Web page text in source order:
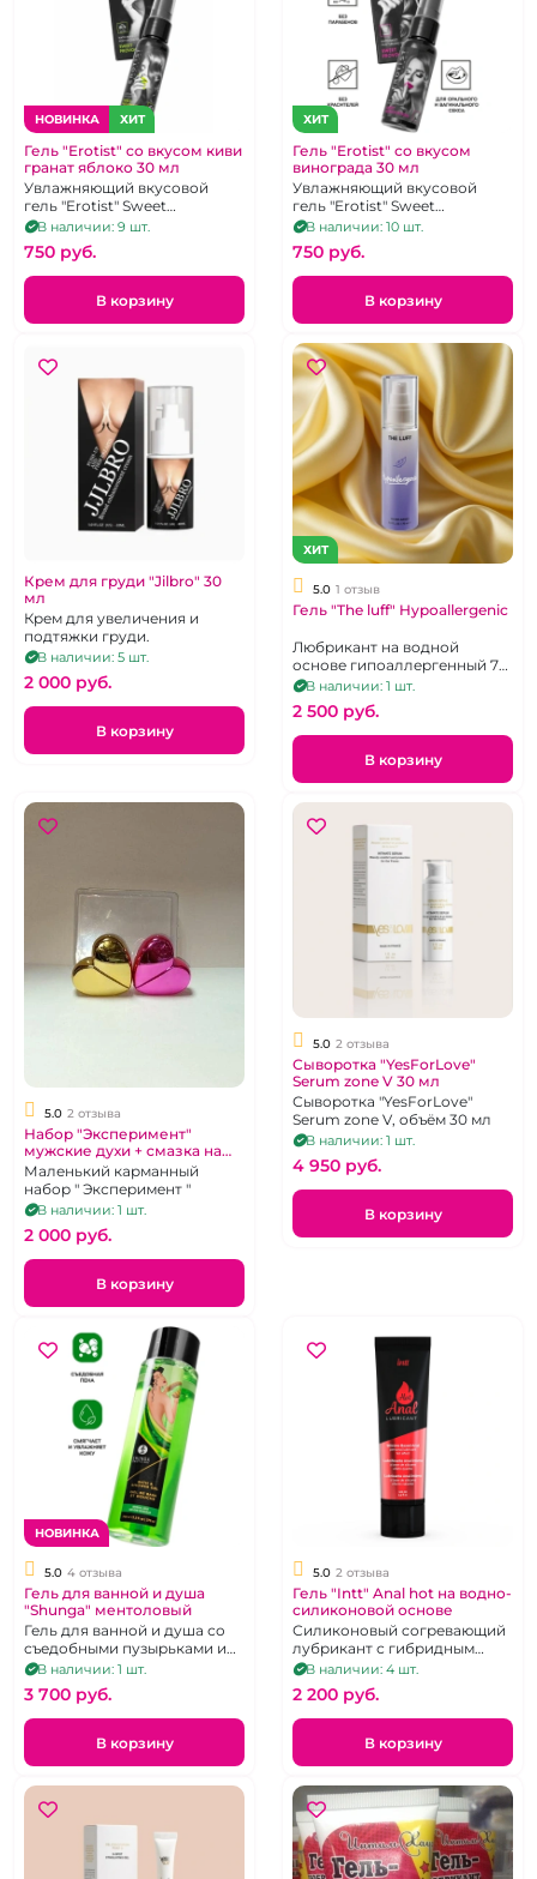
НОВИНКА ХИТ
Гель "Erotist" со вкусом киви
гранат яблоко 30 мл
Увлажняющий вкусовой
гель "Erotist" Sweet
Provocation с
регенерирующим эффектом
В наличии: 9 шт.
750 pуб.
В корзину
ХИТ
Гель "Erotist" со вкусом
винограда 30 мл
Увлажняющий вкусовой
гель "Erotist" Sweet
Provocation с
регенерирующим эффектом
В наличии: 10 шт.
750 pуб.
В корзину
Крем для груди "Jilbro" 30
мл
Крем для увеличения и
подтяжки груди.
В наличии: 5 шт.
2 000 pуб.
В корзину
ХИТ
5.0 1 отзыв
Гель "The luff" Hypoallergenic
Любрикант на водной
основе гипоаллергенный 75
млВ наличии: 1 шт.
2 500 pуб.
В корзину
5.0 2 отзыва
Набор "Эксперимент"
мужские духи + смазка на
водной основе
Маленький карманный
набор " Эксперимент "
В наличии: 1 шт.
2 000 pуб.
В корзину
5.0 2 отзыва
Сыворотка "YesForLove"
Serum zone V 30 мл
Сыворотка "YesForLove"
Serum zone V, объём 30 мл
В наличии: 1 шт.
4 950 pуб.
В корзину
НОВИНКА
5.0 4 отзыва
Гель для ванной и душа
"Shunga" ментоловый
Гель для ванной и душа со
съедобными пузырьками и
пеной
В наличии: 1 шт.
3 700 pуб.
В корзину
5.0 2 отзыва
Гель "Intt" Anal hot на водно-
силиконовой основе
Силиконовый согревающий
лубрикант с гибридным
составом 100 мл
В наличии: 4 шт.
2 200 pуб.
В корзину